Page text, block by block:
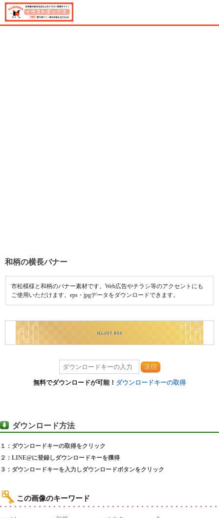
和柄の横長バナー
市松模様と和柄のバナー素材です。Web広告やチラシ等のアクセントにも
ご使用いただけます。eps・jpgデータをダウンロードできます。
送信
無料でダウンロードが可能！ ダウンロードキーの取得
ダウンロード方法
１：ダウンロードキーの取得をクリック
２：LINE@に登録しダウンロードキーを獲得
３：ダウンロードキーを入力しダウンロードボタンをクリック
この画像のキーワード